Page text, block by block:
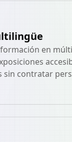
en
sin contratar